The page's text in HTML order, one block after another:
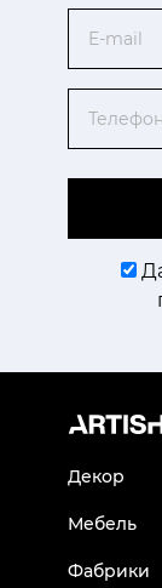
Декор
Мебель
Фабрики